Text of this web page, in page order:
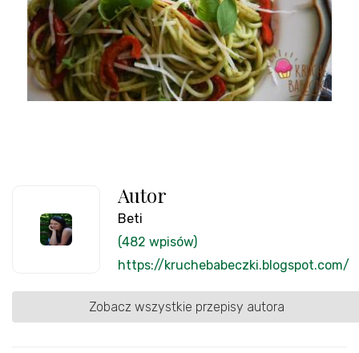
Autor
Beti
(482 wpisów)
https://kruchebabeczki.blogspot.com/
Zobacz wszystkie przepisy autora